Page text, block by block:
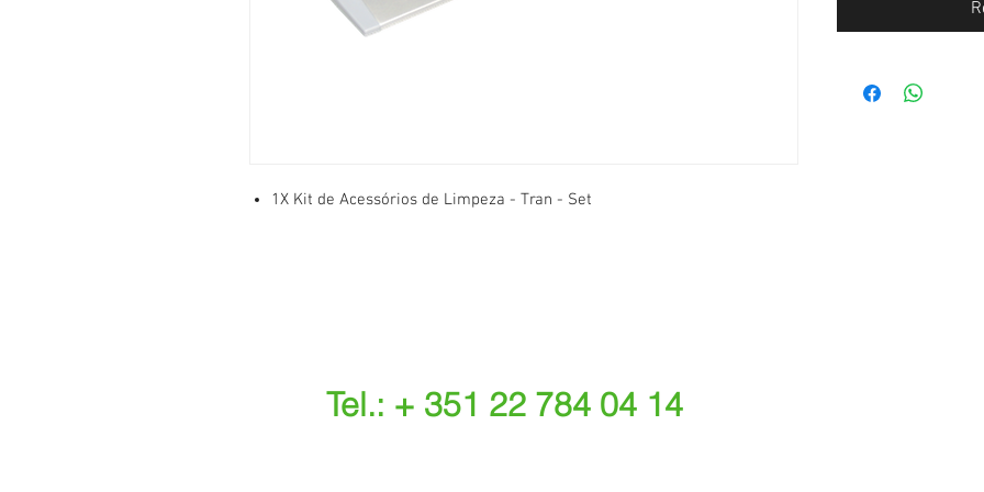
1X Kit de Acessórios de Limpeza - Tran - Set
Tel.: + 351 22 784 04 14